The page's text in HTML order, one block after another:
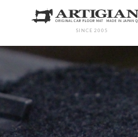
SINCE 2005